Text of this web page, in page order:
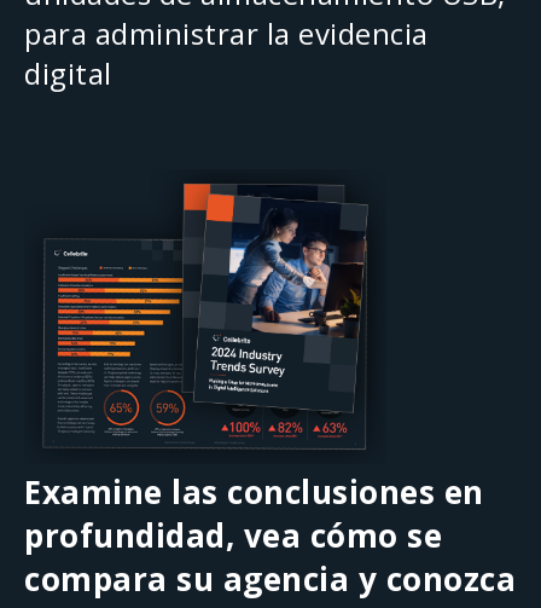
para administrar la evidencia
digital
Examine las conclusiones en
profundidad, vea cómo se
compara su agencia y conozca